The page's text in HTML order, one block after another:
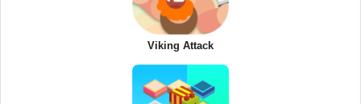
Viking Attack